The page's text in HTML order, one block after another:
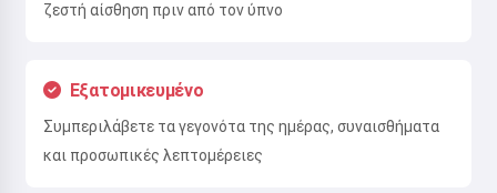
ζεστή αίσθηση πριν από τον ύπνο
Εξατομικευμένο
Συμπεριλάβετε τα γεγονότα της ημέρας, συναισθήματα
και προσωπικές λεπτομέρειες